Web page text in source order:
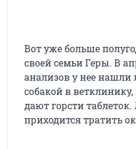
Вот уже больше
своей семьи Геры. В
анализов у нее
собакой в
дают горсти
приходится тратить